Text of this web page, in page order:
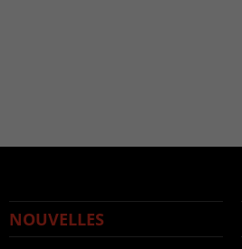
NOUVELLES